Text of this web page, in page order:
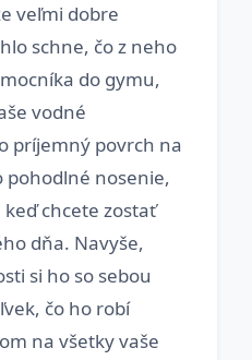
veľmi dobre
schne, čo z neho
do gymu,
vodné
príjemný povrch na
pohodlné nosenie,
chcete zostať
dňa. Navyše,
si ho so sebou
čo ho robí
na všetky vaše